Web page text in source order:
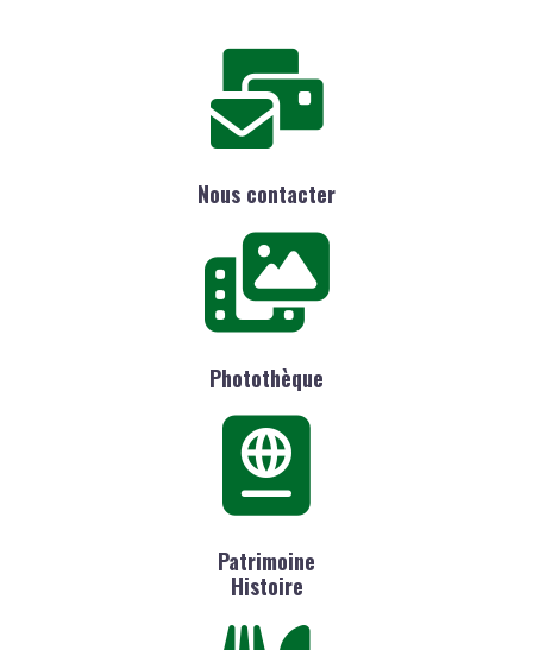
Nous contacter
Photothèque
Patrimoine
Histoire